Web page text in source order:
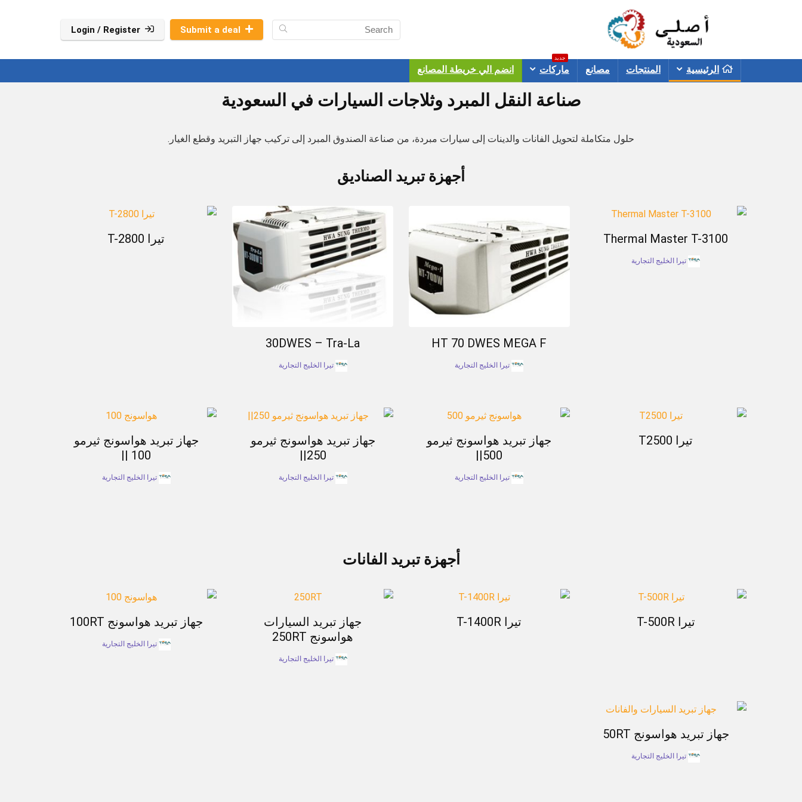
Submit a deal
Login / Register
الرئيسية المنتجات مصانع ماركات
جديد
انضم الي خريطة المصانع
صناعة النقل المبرد وثلاجات السيارات في السعودية
حلول متكاملة لتحويل الفانات والدينات إلى سيارات مبردة، من صناعة الصندوق المبرد إلى تركيب جهاز التبريد وقطع الغيار.
أجهزة تبريد الصناديق
Thermal Master T-3100
تيرا الخليج التجارية
HT 70 DWES MEGA F
تيرا الخليج التجارية
30DWES – Tra-La
تيرا الخليج التجارية
تيرا T-2800
تيرا T2500
جهاز تبريد هواسونج ثيرمو
500||
تيرا الخليج التجارية
جهاز تبريد هواسونج ثيرمو
250||
تيرا الخليج التجارية
جهاز تبريد هواسونج ثيرمو
100 ||
تيرا الخليج التجارية
أجهزة تبريد الفانات
تيرا T-500R تيرا T-1400R
جهاز تبريد السيارات
هواسونج 250RT
تيرا الخليج التجارية
جهاز تبريد هواسونج 100RT
تيرا الخليج التجارية
جهاز تبريد هواسونج 50RT
تيرا الخليج التجارية